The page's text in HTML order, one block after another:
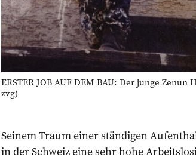
ERSTER JOB AUF DEM BAU: Der junge
zvg)
Seinem Traum einer ständigen
in der Schweiz eine sehr hohe